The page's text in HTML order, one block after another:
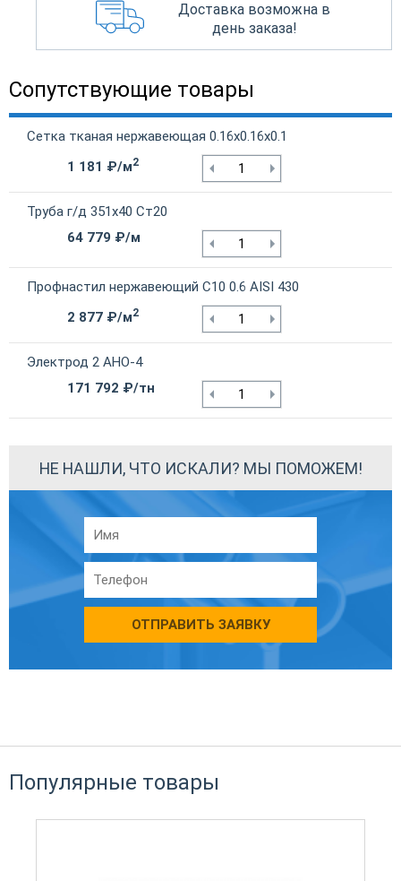
Доставка возможна в
день заказа!
Сопутствующие товары
Сетка тканая нержавеющая 0.16х0.16х0.1
1 181 ₽/м2
Труба г/д 351х40 Ст20
64 779 ₽/м
Профнастил нержавеющий С10 0.6 AISI 430
2 877 ₽/м2
Электрод 2 АНО-4
171 792 ₽/тн
НЕ НАШЛИ, ЧТО ИСКАЛИ? МЫ ПОМОЖЕМ!
ОТПРАВИТЬ ЗАЯВКУ
Популярные товары